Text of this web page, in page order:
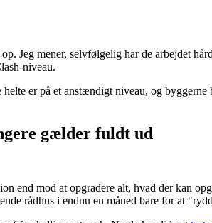
mener, selvfølgelig har de arbejdet
niveau.
er på et anstændigt niveau, og byggerne
gælder fuldt ud
end mod at opgradere alt, hvad der kan
rådhus i endnu en måned bare for at